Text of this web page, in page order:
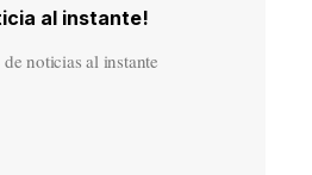
al instante!
noticias al instante